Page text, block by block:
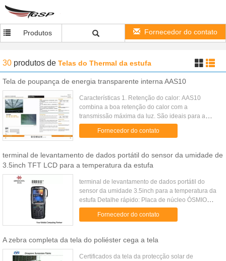
Produtos Fornecedor do contato
30 produtos de Telas do Thermal da estufa
Tela de poupança de energia transparente interna AAS10
Características 1. Retenção do calor: AAS10
combina a boa retenção do calor com a
transmissão máxima da luz. São ideais para a
energia de salvamento ambos dia e noite. 2. Bom
fluxo de ar: a estrutura de confecç...
Fornecedor do contato
terminal de levantamento de dados portátil do sensor da umidade de
3.5inch TFT LCD para a temperatura da estufa
terminal de levantamento de dados portátil do
sensor da umidade 3.5inch para a temperatura da
estufa Detalhe rápido: Placa de núcleo ÓSMIO
WM6.1/6.5 opção 1 Marvell PXA310 (624MHz)
+qualcomm (faixa 900/1800...
Fornecedor do contato
A zebra completa da tela do poliéster cega a tela
Certificados da tela da protecção solar de